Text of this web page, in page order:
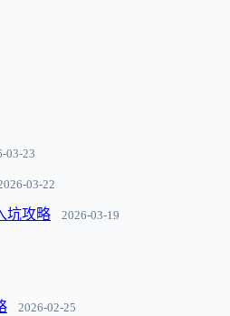
03-23
03-22
坑攻略 2026-03-19
2026-02-25